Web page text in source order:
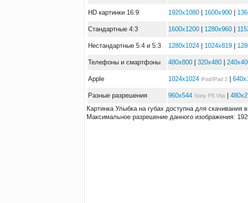
HD картинки 16:9 1920x1080 1600x900
Стандартные 4:3 1600x1200 1280x960
Нестандартные 5:4 и 5:3 1280x1024 1024x819
Телефоны и смартфоны 480x800 320x480
Apple 1024x1024 iPad/iPad 2
Разные разрешения 960x544 Sony PS Vita
Картинка Улыбка на губах доступна для
Максимальное разрешение данного изображения: